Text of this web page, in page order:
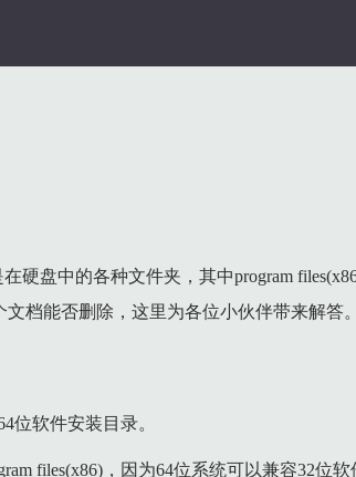
硬盘中的各种文件夹，其中program
档能否删除，这里为各位小伙伴带来解答。
位软件安装目录。
files(x86)，因为64位系统可以兼容32位软